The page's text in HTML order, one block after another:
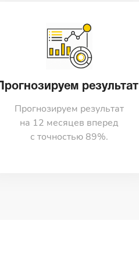
Прогнозируем результат
Прогнозируем результат
на 12 месяцев вперед
с точностью 89%.